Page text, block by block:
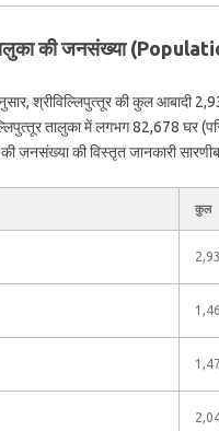
तालुका की जनसंख्या
श्रीविल्लिपुत्‍तूर की कुल आबादी
तालुका में लगभग 82,678 घर
जनसंख्या की विस्तृत जानकारी
कुल